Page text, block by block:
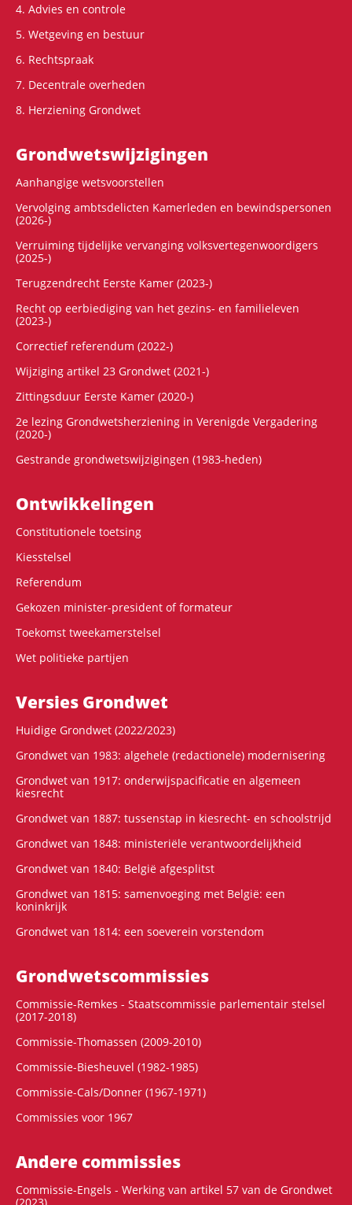
4. Advies en controle
5. Wetgeving en bestuur
6. Rechtspraak
7. Decentrale overheden
8. Herziening Grondwet
Grondwets­wijzigingen
Aanhangige wetsvoorstellen
Vervolging ambtsdelicten Kamerleden en bewindspersonen
(2026-)
Verruiming tijdelijke vervanging volksvertegenwoordigers
(2025-)
Terugzendrecht Eerste Kamer (2023-)
Recht op eerbiediging van het gezins- en familieleven
(2023-)
Correctief referendum (2022-)
Wijziging artikel 23 Grondwet (2021-)
Zittingsduur Eerste Kamer (2020-)
2e lezing Grondwetsherziening in Verenigde Vergadering
(2020-)
Gestrande grondwetswijzigingen (1983-heden)
Ontwikke­lingen
Constitutionele toetsing
Kiesstelsel
Referendum
Gekozen minister-president of formateur
Toekomst tweekamerstelsel
Wet politieke partijen
Versies Grondwet
Huidige Grondwet (2022/2023)
Grondwet van 1983: algehele (redactionele) modernisering
Grondwet van 1917: onderwijspacificatie en algemeen
kiesrecht
Grondwet van 1887: tussenstap in kiesrecht- en schoolstrijd
Grondwet van 1848: ministeriële verantwoordelijkheid
Grondwet van 1840: België afgesplitst
Grondwet van 1815: samenvoeging met België: een
koninkrijk
Grondwet van 1814: een soeverein vorstendom
Grondwets­commissies
Commissie-Remkes - Staatscommissie parlementair stelsel
(2017-2018)
Commissie-Thomassen (2009-2010)
Commissie-Biesheuvel (1982-1985)
Commissie-Cals/Donner (1967-1971)
Commissies voor 1967
Andere commissies
Commissie-Engels - Werking van artikel 57 van de Grondwet